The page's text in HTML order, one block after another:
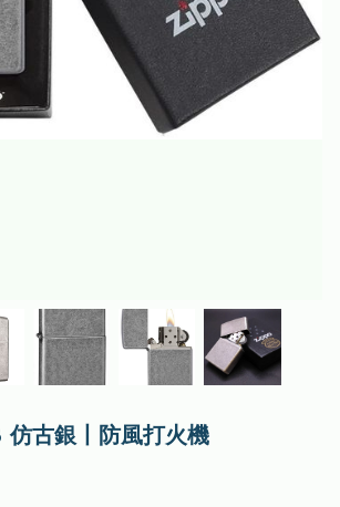
仿古銀丨防風打火機